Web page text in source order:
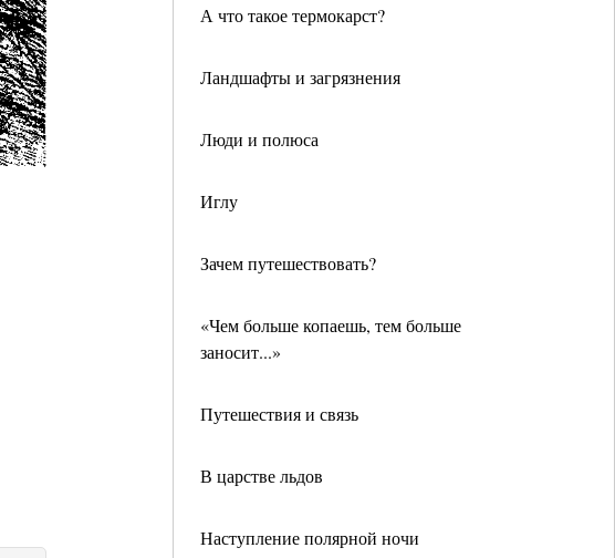
А что такое термокарст?
Ландшафты и загрязнения
Люди и полюса
Иглу
Зачем путешествовать?
«Чем больше копаешь, тем больше
заносит...»
Путешествия и связь
В царстве льдов
Наступление полярной ночи